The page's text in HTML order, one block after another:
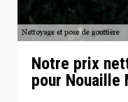
Notre prix
pour Nouaille